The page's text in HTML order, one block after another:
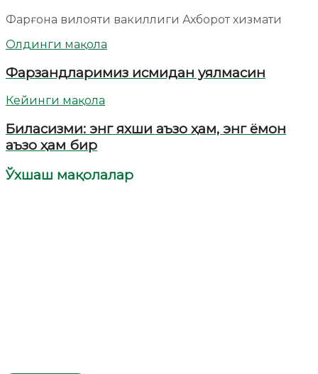
Фарғона вилояти вакиллиги Ахборот хизмати
Олдинги мақола
Фарзандларимиз исмидан уялмасин
Кейинги мақола
Биласизми: энг яхши аъзо ҳам, энг ёмон
аъзо ҳам бир
Ўхшаш мақолалар